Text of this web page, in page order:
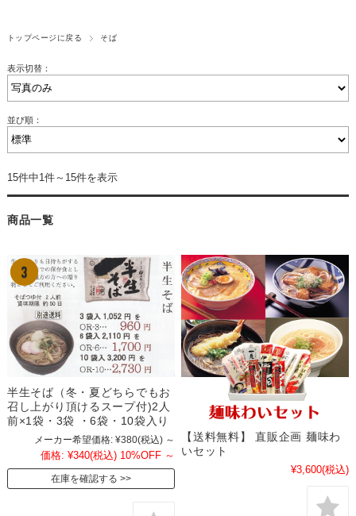
トップページに戻る そば
表示切替：
並び順：
15件中1件～15件を表示
商品一覧
半生そば（冬・夏どちらでもお
召し上がり頂けるスープ付)2人
前×1袋・3袋 ・6袋・10袋入り
メーカー希望価格: ¥380(税込) ～
価格: ¥340(税込) 10%OFF ～
在庫を確認する
【送料無料】 直販企画 麺味わ
いセット
¥3,600(税込)